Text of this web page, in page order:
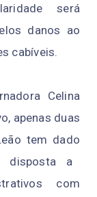
será
elos danos ao
s cabíveis.
nadora Celina
, apenas duas
eão tem dado
disposta a
com